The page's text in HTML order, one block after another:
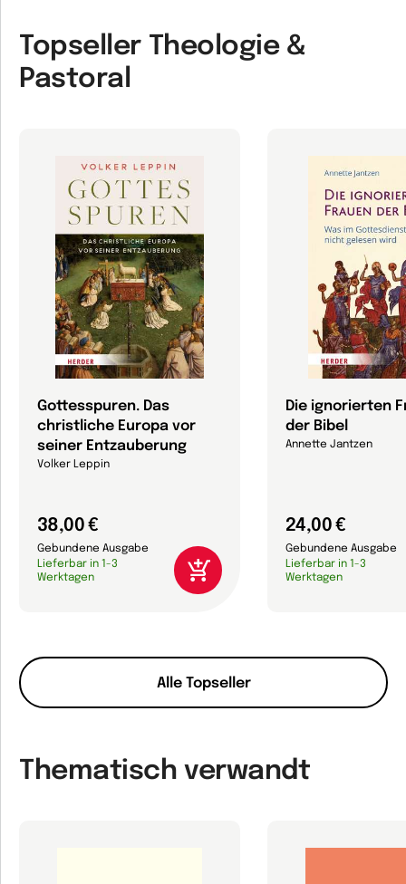
Topseller Theologie &
Pastoral
Alle Topseller
Gottesspuren. Das
christliche Europa vor
seiner Entzauberung
Volker Leppin
38,00 €
Gebundene Ausgabe
Lieferbar in 1-3
Werktagen
Die ignorierten
der Bibel
Annette Jantzen
24,00 €
Gebundene Ausgabe
Lieferbar in 1-3
Werktagen
Thematisch verwandt